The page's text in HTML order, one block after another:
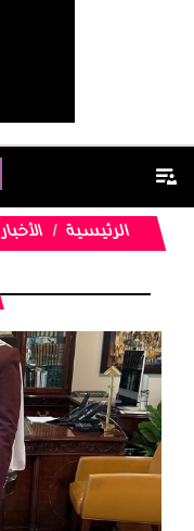
الرئيسية الأخبار